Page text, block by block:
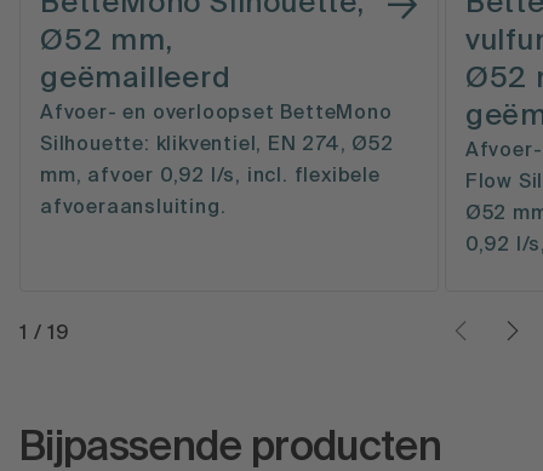
Ø52 mm,
geëmailleerd
Afvoer- en overloopset BetteMono
Silhouette: klikventiel, EN 274, Ø52
mm, afvoer 0,92 l/s, incl. flexibele
afvoeraansluiting.
Ø52
Flow
Ø52
0,92 l/
1 /19
Bijpassende producten